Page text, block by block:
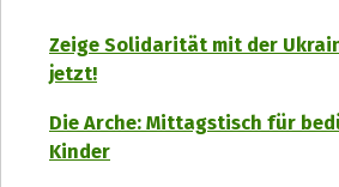
Zeige Solidarität mit der
jetzt!
Die Arche: Mittagstisch für
Kinder